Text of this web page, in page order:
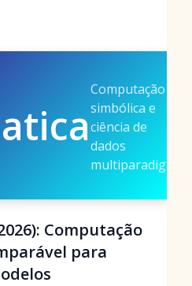
Computação
simbólica e
ciência de
dados
multiparadigma
Computação
para